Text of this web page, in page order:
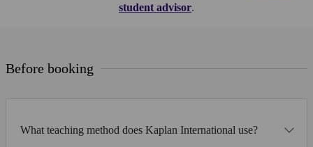
student advisor.
Before booking
What teaching method does Kaplan International use?